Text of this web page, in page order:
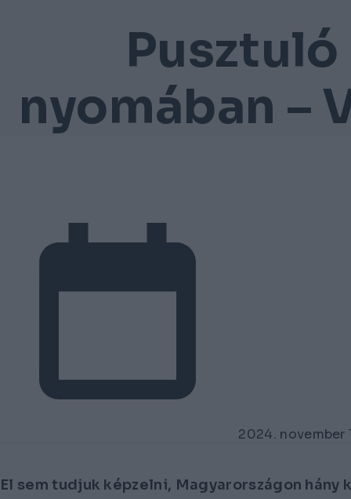
nyomában –
2024. november
El sem tudjuk képzelni, Magyarországon hány